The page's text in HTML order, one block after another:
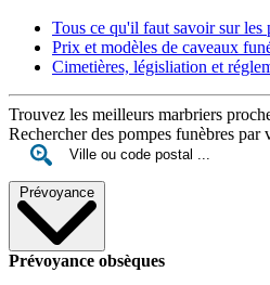
Tous ce qu'il faut savoir sur les
Prix et modèles de caveaux
Cimetières, législiation et
Trouvez les meilleurs marbriers
Rechercher des pompes funèbres par
Prévoyance
Prévoyance obsèques